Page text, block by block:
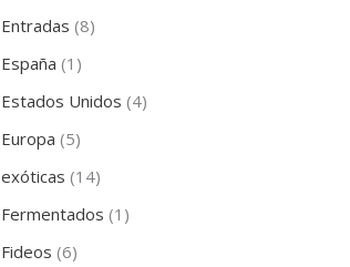
Entradas (8)
España (1)
Estados Unidos (4)
Europa (5)
exóticas (14)
Fermentados (1)
Fideos (6)